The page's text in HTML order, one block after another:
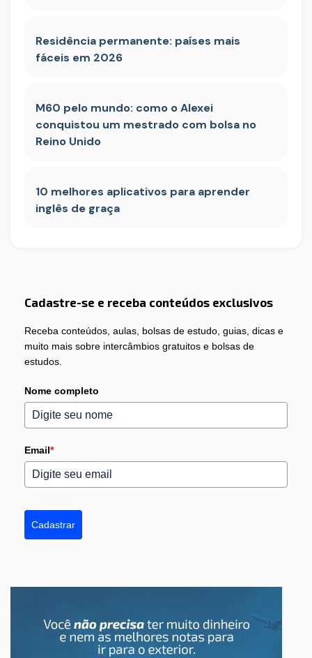
Residência permanente: países mais
fáceis em 2026
M60 pelo mundo: como o Alexei
conquistou um mestrado com bolsa no
Reino Unido
10 melhores aplicativos para aprender
inglês de graça
Cadastre-se e receba conteúdos exclusivos
Receba conteúdos, aulas, bolsas de estudo, guias, dicas e
muito mais sobre intercâmbios gratuitos e bolsas de
estudos.
Nome completo
Email*
Cadastrar